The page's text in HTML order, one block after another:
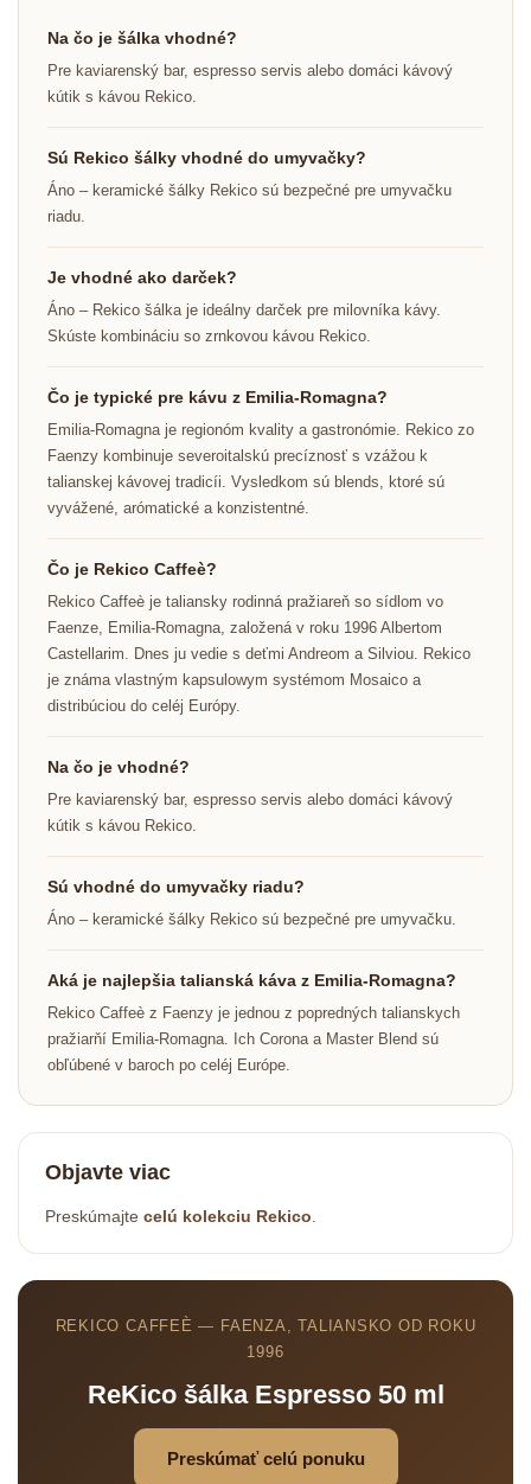
Na čo je šálka vhodné?
Pre kaviarenský bar, espresso servis alebo domáci kávový
kútik s kávou Rekico.
Sú Rekico šálky vhodné do umyvačky?
Áno – keramické šálky Rekico sú bezpečné pre umyvačku
riadu.
Je vhodné ako darček?
Áno – Rekico šálka je ideálny darček pre milovníka kávy.
Skúste kombináciu so zrnkovou kávou Rekico.
Čo je typické pre kávu z Emilia-Romagna?
Emilia-Romagna je regionóm kvality a gastronómie. Rekico zo
Faenzy kombinuje severoitalskú precíznosť s vzážou k
talianskej kávovej tradicíi. Vysledkom sú blends, ktoré sú
vyvážené, arómatické a konzistentné.
Čo je Rekico Caffeè?
Rekico Caffeè je taliansky rodinná pražiareň so sídlom vo
Faenze, Emilia-Romagna, založená v roku 1996 Albertom
Castellarim. Dnes ju vedie s deťmi Andreom a Silviou. Rekico
je známa vlastným kapsulowym systémom Mosaico a
distribúciou do celéj Európy.
Na čo je vhodné?
Pre kaviarenský bar, espresso servis alebo domáci kávový
kútik s kávou Rekico.
Sú vhodné do umyvačky riadu?
Áno – keramické šálky Rekico sú bezpečné pre umyvačku.
Aká je najlepšia talianská káva z Emilia-Romagna?
Rekico Caffeè z Faenzy je jednou z popredných talianskych
pražiarňí Emilia-Romagna. Ich Corona a Master Blend sú
obľúbené v baroch po celéj Európe.
Objavte viac
Preskúmajte celú kolekciu Rekico
REKICO CAFFEÈ — FAENZA, TALIANSKO OD ROKU
1996
ReKico šálka Espresso 50 ml
Preskúmať celú ponuku